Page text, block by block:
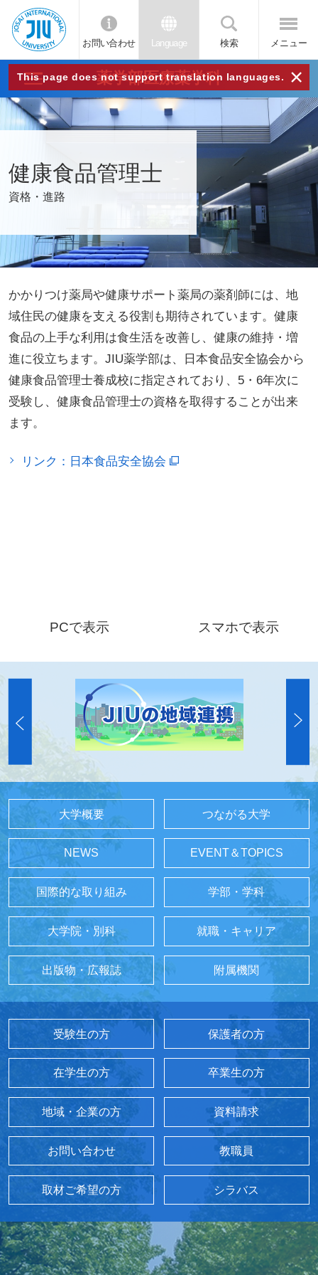
JIU
城西
大学
お問い合わせ Language 検索 メニュー
This page does not support translation languages. ×
薬学部医療薬学科
健康食品管理士
資格・進路
かかりつけ薬局や健康サポート薬局の薬剤師には、地
域住民の健康を支える役割も期待されています。健康
食品の上手な利用は食生活を改善し、健康の維持・増
進に役立ちます。JIU薬学部は、日本食品安全協会から
健康食品管理士養成校に指定されており、5・6年次に
受験し、健康食品管理士の資格を取得することが出来
ます。
リンク：日本食品安全協会
PCで表示 スマホで表示
大学概要 つながる大学
NEWS EVENT＆TOPICS
国際的な取り組み 学部・学科
大学院・別科 就職・キャリア
出版物・広報誌 附属機関
受験生の方 保護者の方
在学生の方 卒業生の方
地域・企業の方 資料請求
お問い合わせ 教職員
取材ご希望の方 シラバス